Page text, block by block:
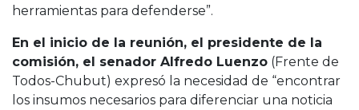
herramientas para defenderse”.
En el inicio de la reunión, el presidente de la
comisión, el senador Alfredo Luenzo (Frente de
Todos-Chubut) expresó la necesidad de “encontrar
los insumos necesarios para diferenciar una noticia